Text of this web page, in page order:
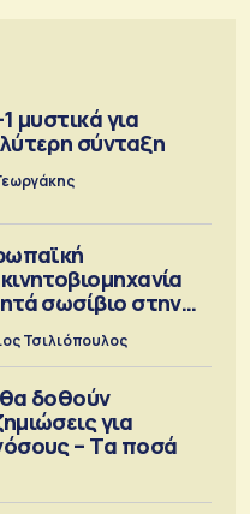
μυστικά για
σύνταξη
σωσίβιο στην
Τσιλιόπουλος
δοθούν
για
– Τα ποσά